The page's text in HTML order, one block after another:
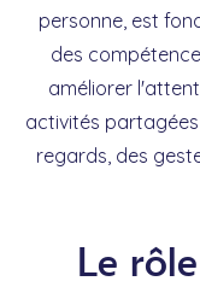
personne, est
des
améliorer
activités
regards, des
Le